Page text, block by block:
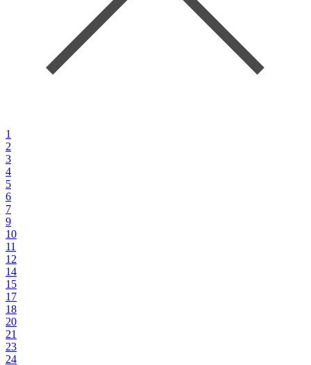
1
2
3
4
5
6
7
9
10
11
12
14
15
17
18
20
21
23
24